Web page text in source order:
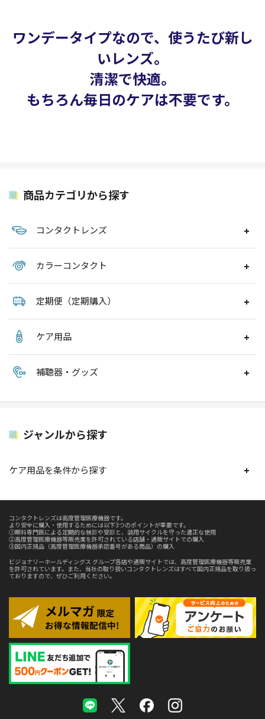
ワンデータイプなので、使うたび新し
いレンズ。
清潔で快適。
もちろん毎日のケアは不要です。
商品カテゴリから探す
コンタクトレンズ
カラーコンタクト
定期便（定期購入）
ケア用品
補聴器・グッズ
ジャンルから探す
ケア用品を条件から探す
コンタクトレンズは高度管理医療機器です。
より安全に購入・使用するためには以下3つのポイントが重要です。
①眼科専門医による定期的な検診や受診と、装用サイクルを守った適正な使用
②高度管理医療機器等販売業を許可されている店舗・通販サイトでの購入
③国内正規品（高度管理医療機器承認番号がある商品）の購入
ビジョナリーホールディングス グループ各店や通販サイトでは、高度管理医療機器等販売業
を許可されています。また、当社の取り扱いコンタクトレンズはすべて国内正規品を取り扱っ
ておりますので、ぜひご利用ください。